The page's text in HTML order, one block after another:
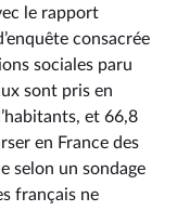
le rapport
consacrée
sociales paru
sont pris en
et 66,8
en France des
selon un sondage
français ne